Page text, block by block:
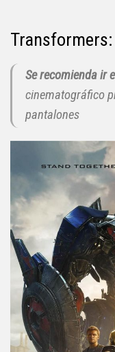
Se recomienda ir
cinematográfico
pantalones